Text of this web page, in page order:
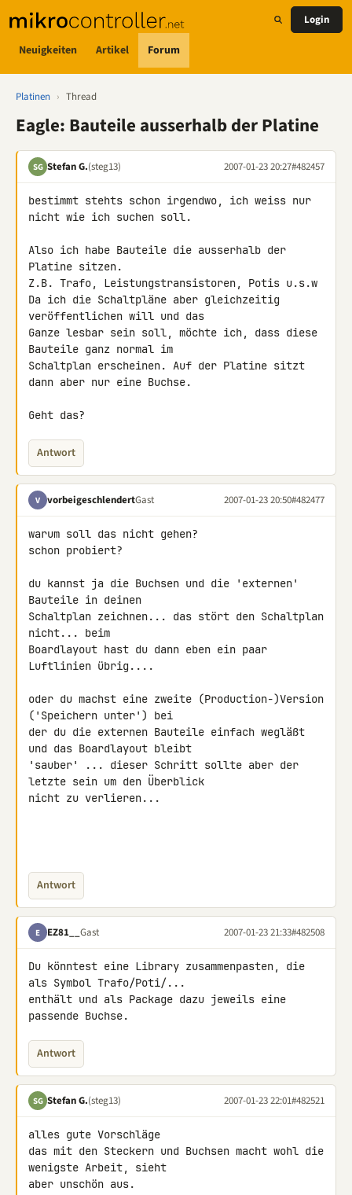
Neuigkeiten Artikel Forum
Login
Platinen › Thread
Eagle: Bauteile ausserhalb der Platine
SG Stefan G.(steg13) 2007-01-23 20:27#482457
bestimmt stehts schon irgendwo, ich weiss nur
nicht wie ich suchen soll.
Also ich habe Bauteile die ausserhalb der
Platine sitzen.
Z.B. Trafo, Leistungstransistoren, Potis u.s.w
Da ich die Schaltpläne aber gleichzeitig
veröffentlichen will und das
Ganze lesbar sein soll, möchte ich, dass diese
Bauteile ganz normal im
Schaltplan erscheinen. Auf der Platine sitzt
dann aber nur eine Buchse.
Geht das?
Antwort
V vorbeigeschlendertGast 2007-01-23 20:50#482477
warum soll das nicht gehen?
schon probiert?
du kannst ja die Buchsen und die 'externen'
Bauteile in deinen
Schaltplan zeichnen... das stört den Schaltplan
nicht... beim
Boardlayout hast du dann eben ein paar
Luftlinien übrig....
oder du machst eine zweite (Production-)Version
('Speichern unter') bei
der du die externen Bauteile einfach wegläßt
und das Boardlayout bleibt
'sauber' ... dieser Schritt sollte aber der
letzte sein um den Überblick
nicht zu verlieren...
Antwort
E EZ81__ Gast 2007-01-23 21:33#482508
Du könntest eine Library zusammenpasten, die
als Symbol Trafo/Poti/...
enthält und als Package dazu jeweils eine
passende Buchse.
Antwort
SG Stefan G.(steg13) 2007-01-23 22:01#482521
alles gute Vorschläge
das mit den Steckern und Buchsen macht wohl die
wenigste Arbeit, sieht
aber unschön aus.